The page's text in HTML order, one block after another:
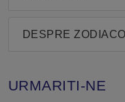
DESPRE
URMARITI-NE